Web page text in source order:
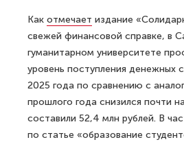
Как отмечает издание
свежей финансовой справке, в
гуманитарном университете
уровень поступления денежных
2025 года по сравнению с
прошлого года снизился почти
составили 52,4 млн рублей. В
по статье «образование